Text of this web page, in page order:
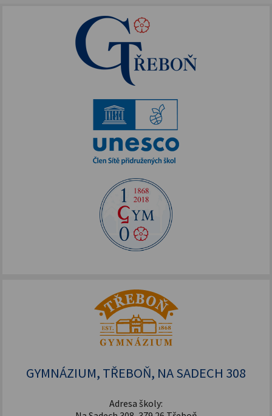
NPO - digitalizujeme
Doučování 2022
Erasmus+
Podpora vzdělávání
Škola bez hranic
Půdní vestavba
Přírodovědné pobytové kurzy
Jazykové kompetence
Archív projektů
Zdravý životní styl
FOTOS
Dokumentace
Akce podpořené FOTOS
Alej Toma Schreckera
FOTOSKOP
155. výročí školy
GYMNÁZIUM, TŘEBOŇ, NA SADECH 308
Adresa školy: